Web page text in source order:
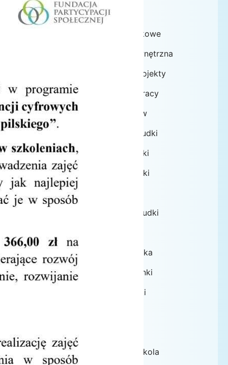
Galeria
Zajęcia dodatkowe
Ewaluacja zewnętrzna
Innowacje / Projekty
Statut/plany pracy
Rada Rodziców
Grupa Krasnoludki
Grupa Biedronki
Grupa Pszczółki
Grupa Leśne Ludki
Grupa Słoneczka
Grupa Jarzębinki
Język angielski
Kadra przedszkola